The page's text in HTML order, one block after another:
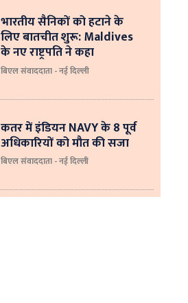
भारतीय सैनिकों को हटाने के
लिए बातचीत शुरू: Maldives
के नए राष्ट्रपति ने कहा
बिएल संवाददाता - नई दिल्‍ली
कतर में इंडियन NAVY के 8 पूर्व
अधिकारियों को मौत की सजा
बिएल संवाददाता - नई दिल्ली